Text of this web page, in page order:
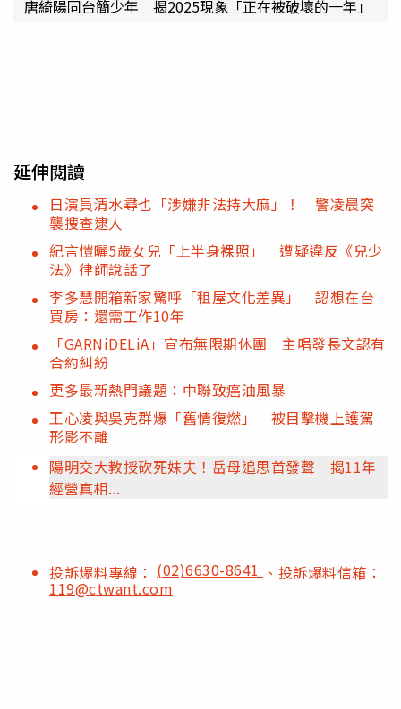
唐綺陽同台簡少年 揭2025現象「正在被破壞的一年」
延伸閱讀
日演員清水尋也「涉嫌非法持大麻」！ 警凌晨突
襲搜查逮人
紀言愷曬5歲女兒「上半身裸照」 遭疑違反《兒少
法》律師說話了
李多慧開箱新家驚呼「租屋文化差異」 認想在台
買房：還需工作10年
「GARNiDELiA」宣布無限期休團 主唱發長文認有
合約糾紛
更多最新熱門議題：中聯致癌油風暴
王心凌與吳克群爆「舊情復燃」 被目擊機上護駕
形影不離
陽明交大教授砍死妹夫！岳母追思首發聲 揭11年
經營真相...
投訴爆料專線： (02)6630-8641 、投訴爆料信箱：
119@ctwant.com